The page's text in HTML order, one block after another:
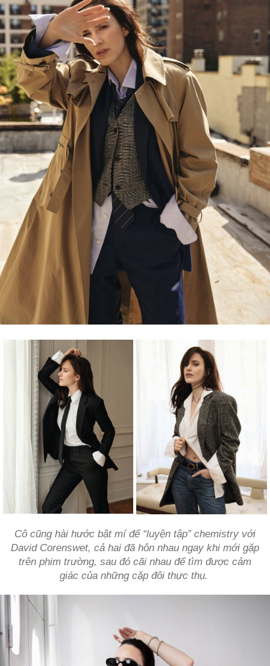
Cô cũng hài hước bật mí để “luyện tập” chemistry với
David Corenswet, cả hai đã hôn nhau ngay khi mới gặp
trên phim trường, sau đó cãi nhau để tìm được cảm
giác của những cặp đôi thực thụ.